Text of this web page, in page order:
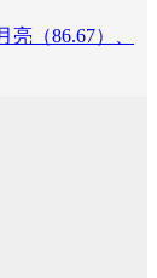
（86.67）、